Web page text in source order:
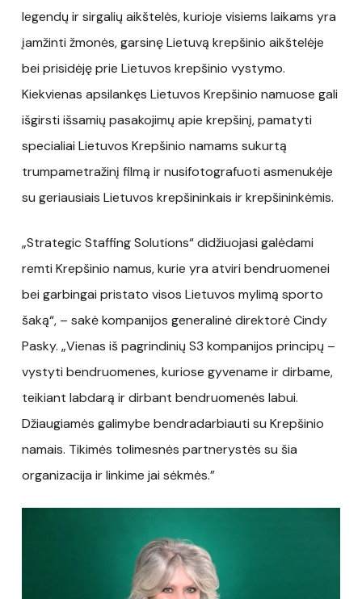
legendų ir sirgalių aikštelės, kurioje visiems laikams yra
įamžinti žmonės, garsinę Lietuvą krepšinio aikštelėje
bei prisidėję prie Lietuvos krepšinio vystymo.
Kiekvienas apsilankęs Lietuvos Krepšinio namuose gali
išgirsti išsamių pasakojimų apie krepšinį, pamatyti
specialiai Lietuvos Krepšinio namams sukurtą
trumpametražinį filmą ir nusifotografuoti asmenukėje
su geriausiais Lietuvos krepšininkais ir krepšininkėmis.
„Strategic Staffing Solutions“ didžiuojasi galėdami
remti Krepšinio namus, kurie yra atviri bendruomenei
bei garbingai pristato visos Lietuvos mylimą sporto
šaką“, – sakė kompanijos generalinė direktorė Cindy
Pasky. „Vienas iš pagrindinių S3 kompanijos principų –
vystyti bendruomenes, kuriose gyvename ir dirbame,
teikiant labdarą ir dirbant bendruomenės labui.
Džiaugiamės galimybe bendradarbiauti su Krepšinio
namais. Tikimės tolimesnės partnerystės su šia
organizacija ir linkime jai sėkmės.”